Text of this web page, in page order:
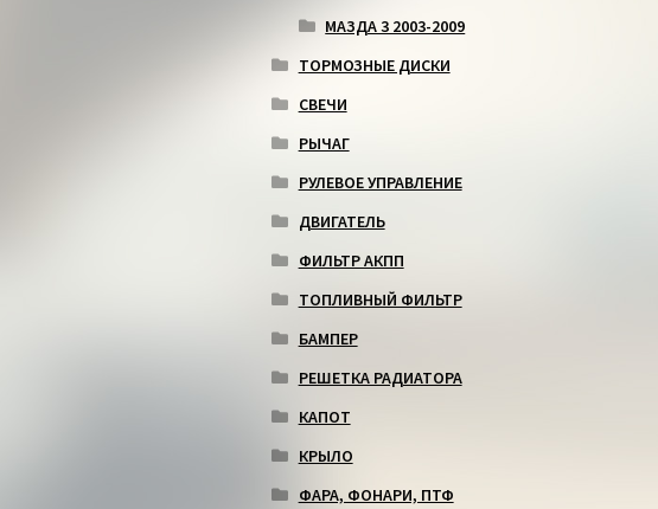
МАЗДА 3 2003-2009
ТОРМОЗНЫЕ ДИСКИ
СВЕЧИ
РЫЧАГ
РУЛЕВОЕ УПРАВЛЕНИЕ
ДВИГАТЕЛЬ
ФИЛЬТР АКПП
ТОПЛИВНЫЙ ФИЛЬТР
БАМПЕР
РЕШЕТКА РАДИАТОРА
КАПОТ
КРЫЛО
ФАРА, ФОНАРИ, ПТФ